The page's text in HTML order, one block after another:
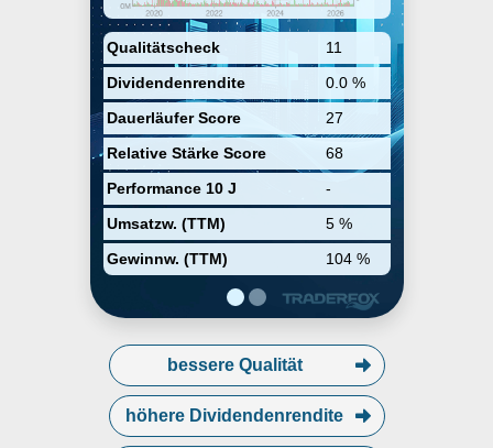
Qualitätscheck
11
Dividendenrendite
0.0 %
Dauerläufer Score
27
Relative Stärke Score
68
Performance 10 J
-
Umsatzw. (TTM)
5 %
Gewinnw. (TTM)
104 %
bessere Qualität
höhere Dividendenrendite